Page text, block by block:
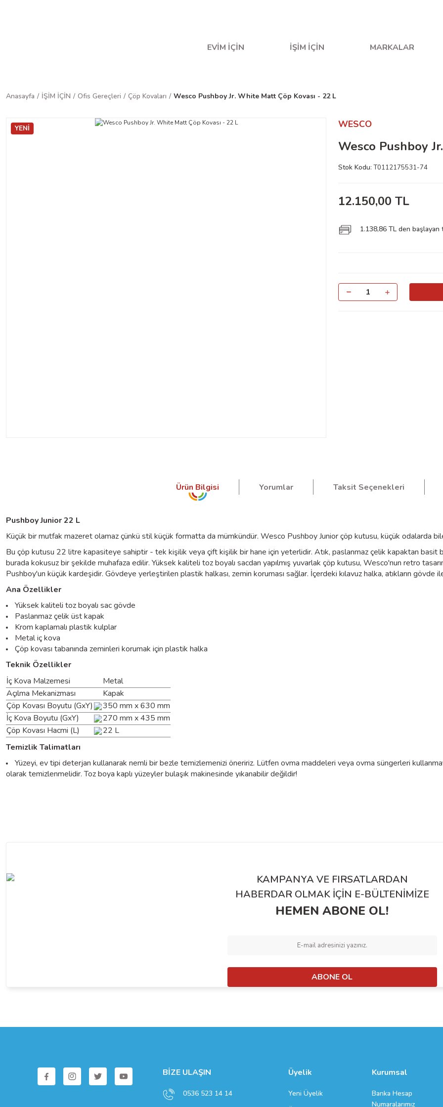
EVİM İÇİN İŞİM İÇİN MARKALAR
Anasayfa İŞİM İÇİN Ofis Gereçleri Çöp Kovaları Wesco Pushboy Jr. White Matt Çöp Kovası - 22 L
YENİ WESCO
Wesco Pushboy
Stok Kodu T0112175531-74
12.150,00 TL
1.138,86 TL den başlayan
Ürün Bilgisi Yorumlar Taksit Seçenekleri
Pushboy Junior 22 L
Küçük bir mutfak mazeret olamaz çünkü stil küçük formatta da mümkündür. Wesco Pushboy Junior çöp kutusu, küçük odalarda
Bu çöp kutusu 22 litre kapasiteye sahiptir - tek kişilik veya çift kişilik bir hane için yeterlidir. Atık, paslanmaz çelik kapaktan basit
burada kokusuz bir şekilde muhafaza edilir. Yüksek kaliteli toz boyalı sacdan yapılmış yuvarlak çöp kutusu, Wesco'nun retro
Pushboy'un küçük kardeşidir. Gövdeye yerleştirilen plastik halkası, zemin koruması sağlar. İçerdeki kılavuz halka, atıkların gövde
Ana Özellikler
Yüksek kaliteli toz boyalı sac gövde
Paslanmaz çelik üst kapak
Krom kaplamalı plastik kulplar
Metal iç kova
Çöp kovası tabanında zeminleri korumak için plastik halka
Teknik Özellikler
İç Kova Malzemesi
Metal
Açılma Mekanizması
Kapak
Çöp Kovası Boyutu (GxY)
350 mm x 630 mm
İç Kova Boyutu (GxY)
270 mm x 435 mm
Çöp Kovası Hacmi (L)
22 L
Temizlik Talimatları
Yüzeyi, ev tipi deterjan kullanarak nemli bir bezle temizlemenizi öneririz. Lütfen ovma maddeleri veya ovma süngerleri
olarak temizlenmelidir. Toz boya kaplı yüzeyler bulaşık makinesinde yıkanabilir değildir!
Gönder
KAMPANYA VE FIRSATLARDAN
HABERDAR OLMAK İÇİN E-BÜLTENİMİZE
HEMEN ABONE OL!
ABONE OL
BİZE ULAŞIN
0536 523 14 14
Üyelik
Yeni Üyelik
Kurumsal
Banka Hesap
Numaralarımız